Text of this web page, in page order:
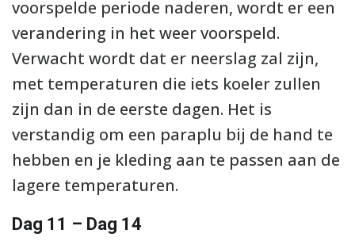
voorspelde periode naderen, wordt er een
verandering in het weer voorspeld.
Verwacht wordt dat er neerslag zal zijn,
met temperaturen die iets koeler zullen
zijn dan in de eerste dagen. Het is
verstandig om een paraplu bij de hand te
hebben en je kleding aan te passen aan de
lagere temperaturen.
Dag 11 – Dag 14